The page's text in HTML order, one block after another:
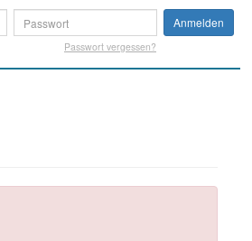
Passwort vergessen?
Anmelden